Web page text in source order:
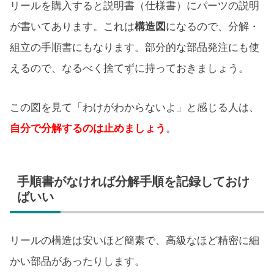
リールを購入すると説明書（仕様書）にパーツの説明
が書いてあります。これは構造図 になるので、分解・
組立の手順書にもなります。部分的な部品発注にも使
えるので、なるべく捨てずに持っておきましょう。
この図を見て「わけがわからないよ」と感じる人は、
自分で分解するのは止めましょう 。
手順書がなければ分解手順を記録しておけ
ばいい
リールの構造は安いほど簡素で、高級なほど精密に細
かい部品があったりします。